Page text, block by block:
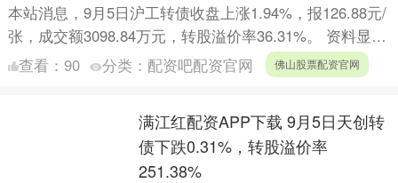
本站消息，9月5日沪工转债收盘上涨1.94%，报126.88元/
张，成交额3098.84万元，转股溢价率36.31%。 资料显
示，沪工转债信用级别为“A”，债券....
查看： 90 分类： 配资吧配资官网 佛山股票配资官网
满江红配资APP下载 9月5日天创转
债下跌0.31%，转股溢价率
251.38%